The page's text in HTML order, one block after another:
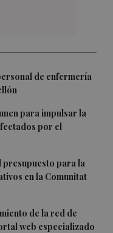
de enfermería
para impulsar la
por el
presupuesto para la
en la Comunitat
de la red de
web especializado